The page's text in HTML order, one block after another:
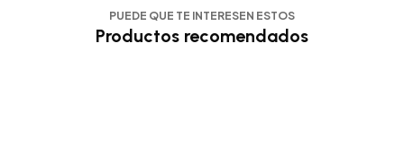
PUEDE QUE TE INTERESEN ESTOS
Productos recomendados